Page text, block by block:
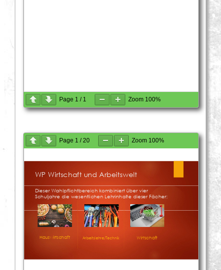
Page 1 / 1 Zoom 100%
Page 1 /20 Zoom 100%